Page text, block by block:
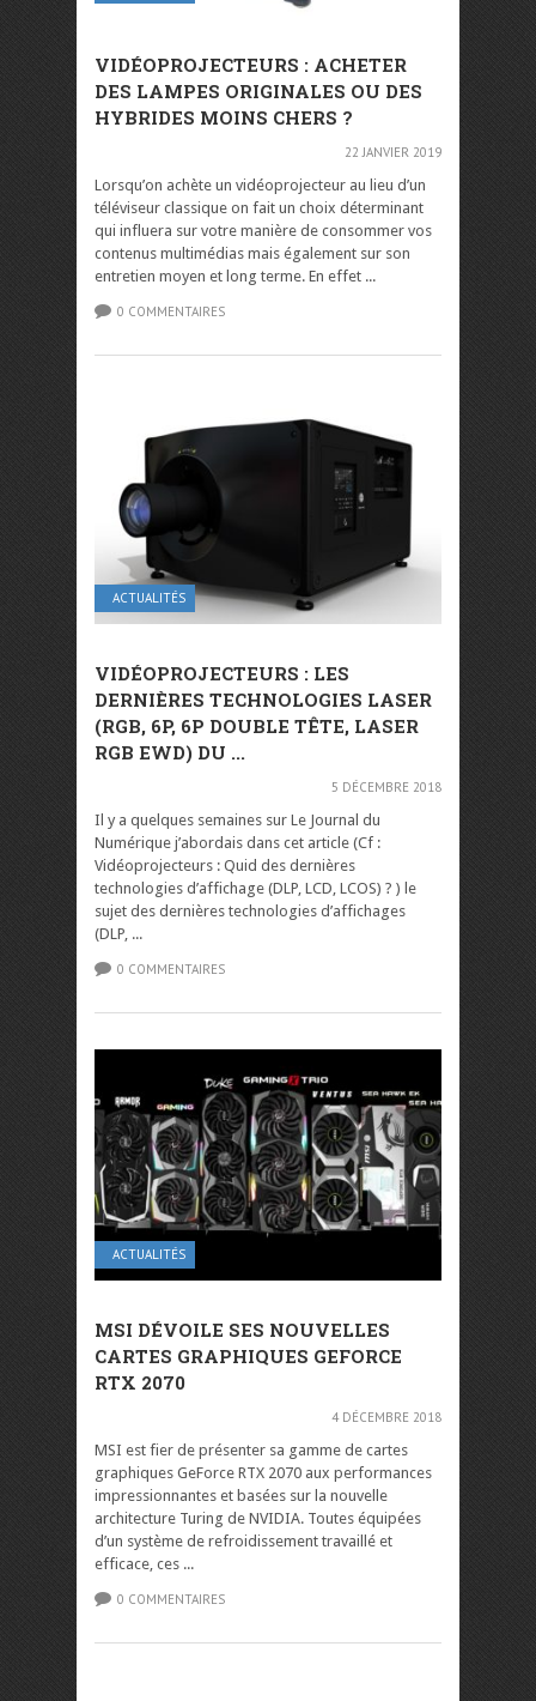
VIDÉOPROJECTEURS : ACHETER
DES LAMPES ORIGINALES OU DES
HYBRIDES MOINS CHERS ?
22 JANVIER 2019
Lorsqu’on achète un vidéoprojecteur au lieu d’un
téléviseur classique on fait un choix déterminant
qui influera sur votre manière de consommer vos
contenus multimédias mais également sur son
entretien moyen et long terme. En effet ...
0 COMMENTAIRES
ACTUALITÉS
VIDÉOPROJECTEURS : LES
DERNIÈRES TECHNOLOGIES LASER
(RGB, 6P, 6P DOUBLE TÊTE, LASER
RGB EWD) DU ...
5 DÉCEMBRE 2018
Il y a quelques semaines sur Le Journal du
Numérique j’abordais dans cet article (Cf :
Vidéoprojecteurs : Quid des dernières
technologies d’affichage (DLP, LCD, LCOS) ? ) le
sujet des dernières technologies d’affichages
(DLP, ...
0 COMMENTAIRES
ACTUALITÉS
MSI DÉVOILE SES NOUVELLES
CARTES GRAPHIQUES GEFORCE
RTX 2070
4 DÉCEMBRE 2018
MSI est fier de présenter sa gamme de cartes
graphiques GeForce RTX 2070 aux performances
impressionnantes et basées sur la nouvelle
architecture Turing de NVIDIA. Toutes équipées
d’un système de refroidissement travaillé et
efficace, ces ...
0 COMMENTAIRES